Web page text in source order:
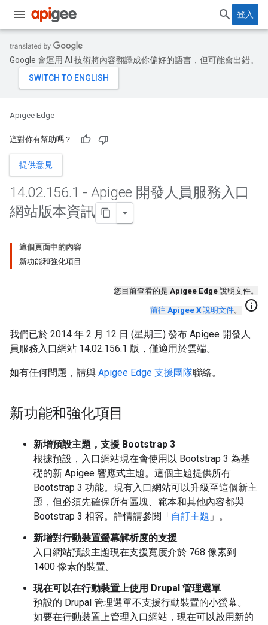
登入
Google 會運用 AI 技術將內容翻譯成你偏好的語言，但可能會出錯。
Apigee Edge
這對你有幫助嗎？
提供意見
14.02.156.1 - Apigee 開發人員服務入口
網站版本資訊
這個頁面中的內容
新功能和強化項目
您目前查看的是 Apigee Edge 說明文件。
前往 Apigee X 說明文件。 info
我們已於 2014 年 2 月 12 日 (星期三) 發布 Apigee 開發人
員服務入口網站 14.02.156.1 版，僅適用於雲端。
如有任何問題，請與 Apigee Edge 支援團隊聯絡。
新功能和強化項目
新增預設主題，支援 Bootstrap 3
根據預設，入口網站現在會使用以 Bootstrap 3 為基
礎的新 Apigee 響應式主題。這個主題提供所有
Bootstrap 3 功能。現有入口網站可以升級至這個新主
題，但必須先確保所有區塊、範本和其他內容都與
Bootstrap 3 相容。詳情請參閱「自訂主題 」。
新增對行動裝置螢幕解析度的支援
入口網站預設主題現在支援寬度介於 768 像素到
1400 像素的裝置。
現在可以在行動裝置上使用 Drupal 管理選單
預設的 Drupal 管理選單不支援行動裝置的小螢幕。
如要在行動裝置上管理入口網站，現在可以啟用新的